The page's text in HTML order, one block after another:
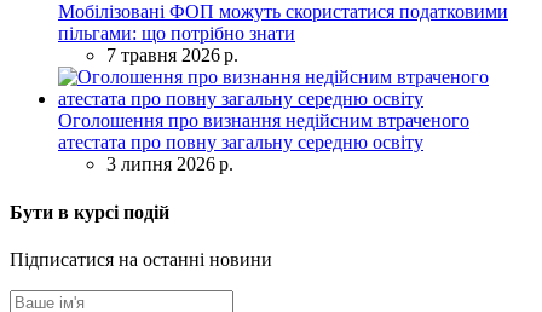
Мобілізовані ФОП можуть скористатися податковими
пільгами: що потрібно знати
7 травня 2026 р.
Оголошення про визнання недійсним втраченого
атестата про повну загальну середню освіту
3 липня 2026 р.
Бути в курсі подій
Підписатися на останні новини